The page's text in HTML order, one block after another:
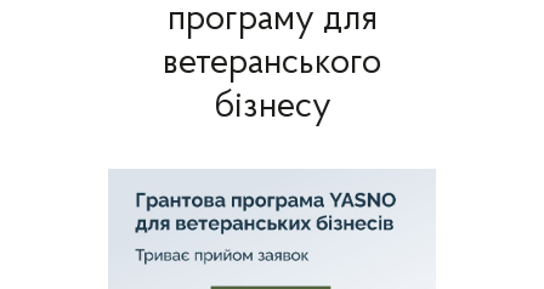
програму для
ветеранського
бізнесу